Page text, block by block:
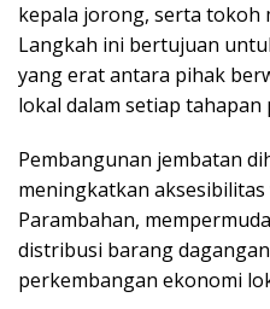
kepala jorong, serta tokoh
Langkah ini bertujuan
yang erat antara pihak
lokal dalam setiap tahapan
Pembangunan jembatan
meningkatkan
Parambahan,
distribusi barang
perkembangan ekonomi